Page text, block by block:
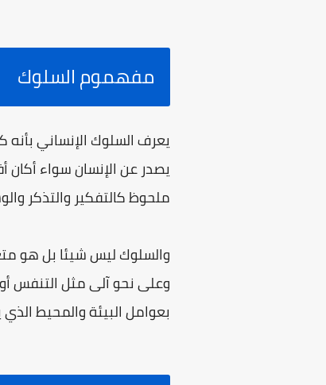
مفهموم السلوك
يعرف السلوك الإنساني بأنه
يصدر عن الإنسان سواء أكان
ملحوظ كالتفكير والتذكر
والسلوك ليس شيئا بل هو
وعلى نحو آلى مثل التنفس
بعوامل البيئة والمحيط